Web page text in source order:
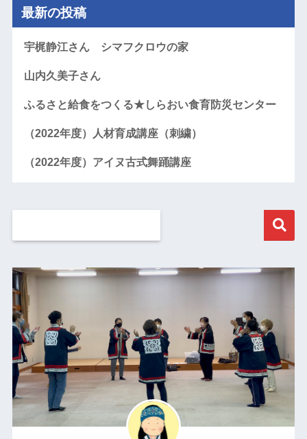
最新の投稿
宇梶静江さん シマフクロウの家
山内久美子さん
ふるさと給食をつくる★しらおい食育防災センター
（2022年度）人材育成講座（刺繍）
（2022年度）アイヌ古式舞踊講座